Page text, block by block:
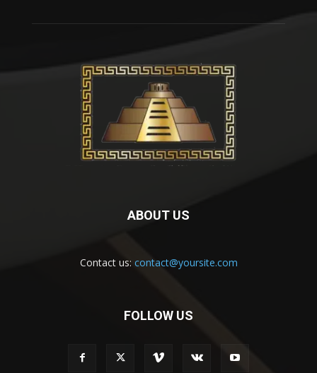
ABOUT US
Contact us: contact@yoursite.com
FOLLOW US